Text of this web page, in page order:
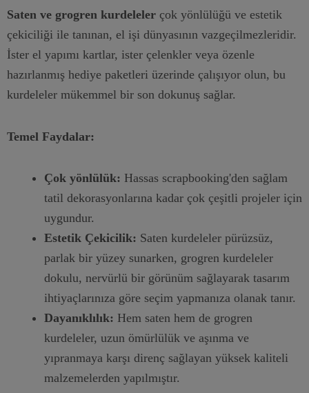
Saten ve grogren kurdeleler çok yönlülüğü ve estetik
çekiciliği ile tanınan, el işi dünyasının vazgeçilmezleridir.
İster el yapımı kartlar, ister çelenkler veya özenle
hazırlanmış hediye paketleri üzerinde çalışıyor olun, bu
kurdeleler mükemmel bir son dokunuş sağlar.
Temel Faydalar:
Çok yönlülük: Hassas scrapbooking'den sağlam
tatil dekorasyonlarına kadar çok çeşitli projeler için
uygundur.
Estetik Çekicilik: Saten kurdeleler pürüzsüz,
parlak bir yüzey sunarken, grogren kurdeleler
dokulu, nervürlü bir görünüm sağlayarak tasarım
ihtiyaçlarınıza göre seçim yapmanıza olanak tanır.
Dayanıklılık: Hem saten hem de grogren
kurdeleler, uzun ömürlülük ve aşınma ve
yıpranmaya karşı direnç sağlayan yüksek kaliteli
malzemelerden yapılmıştır.